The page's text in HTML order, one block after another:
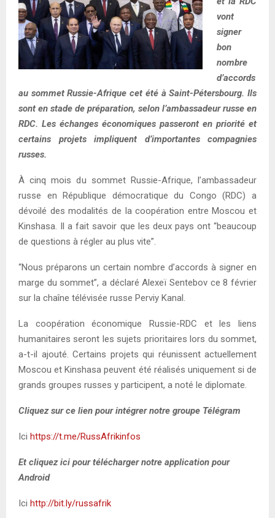
vont
signer
bon
nombre
d’accords
au sommet Russie-Afrique cet été à Saint-Pétersbourg. Ils
sont en stade de préparation, selon l’ambassadeur russe en
RDC. Les échanges économiques passeront en priorité et
certains projets impliquent d’importantes compagnies
russes.
À cinq mois du sommet Russie-Afrique, l’ambassadeur
russe en République démocratique du Congo (RDC) a
dévoilé des modalités de la coopération entre Moscou et
Kinshasa. Il a fait savoir que les deux pays ont “beaucoup
de questions à régler au plus vite”.
“Nous préparons un certain nombre d’accords à signer en
marge du sommet”, a déclaré Alexeï Sentebov ce 8 février
sur la chaîne télévisée russe Perviy Kanal.
La coopération économique Russie-RDC et les liens
humanitaires seront les sujets prioritaires lors du sommet,
a-t-il ajouté. Certains projets qui réunissent actuellement
Moscou et Kinshasa peuvent été réalisés uniquement si de
grands groupes russes y participent, a noté le diplomate.
Cliquez sur ce lien pour intégrer notre groupe Télégram
Ici https://t.me/RussAfrikinfos
Et cliquez ici pour télécharger notre application pour
Android
Ici http://bit.ly/russafrik